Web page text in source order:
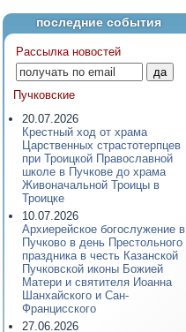
последние события
Рассылка новостей
Пучковские
20.07.2026
Крестный ход от храма
Царственных страстотерпцев
при Троицкой Православной
школе в Пучкове до храма
Живоначальной Троицы в
Троицке
10.07.2026
Архиерейское богослужение в
Пучково в день Престольного
праздника в честь Казанской
Пучковской иконы Божией
Матери и святителя Иоанна
Шанхайского и Сан-
Францисского
27.06.2026